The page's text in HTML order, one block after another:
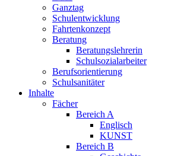
Ganztag
Schulentwicklung
Fahrtenkonzept
Beratung
Beratungslehrerin
Schulsozialarbeiter
Berufsorientierung
Schulsanitäter
Inhalte
Fächer
Bereich A
Englisch
KUNST
Bereich B